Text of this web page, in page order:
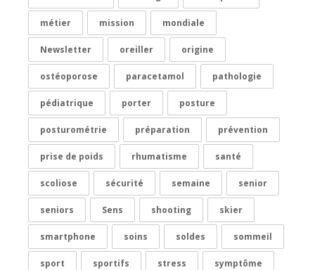
métier mission mondiale
Newsletter oreiller origine
ostéoporose paracetamol pathologie
pédiatrique porter posture
posturométrie préparation prévention
prise de poids rhumatisme santé
scoliose sécurité semaine senior
seniors Sens shooting skier
smartphone soins soldes sommeil
sport sportifs stress symptôme